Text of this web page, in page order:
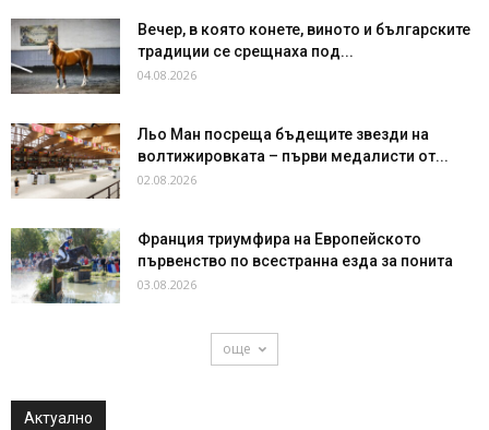
Вечер, в която конете, виното и българските
традиции се срещнаха под...
04.08.2026
Льо Ман посреща бъдещите звезди на
волтижировката – първи медалисти от...
02.08.2026
Франция триумфира на Европейското
първенство по всестранна езда за понита
03.08.2026
още
Актуално